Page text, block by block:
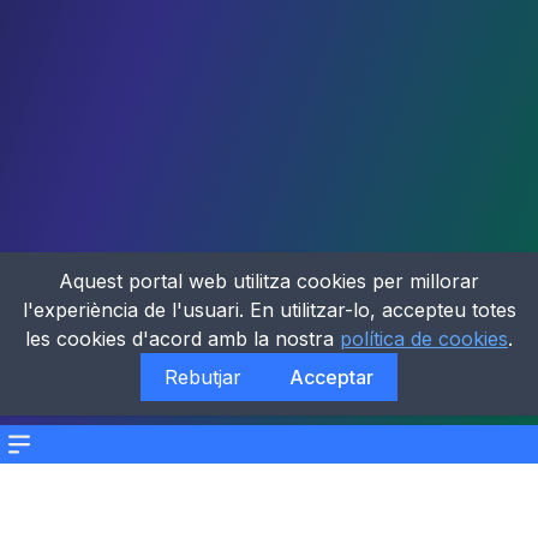
Menu
Aquest portal web utilitza cookies per millorar
l'experiència de l'usuari. En utilitzar-lo, accepteu totes
les cookies d'acord amb la nostra política de cookies.
Rebutjar
Acceptar